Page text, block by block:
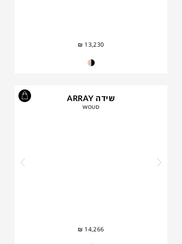
₪ 13,230
שידה ARRAY
WOUD
₪ 14,266